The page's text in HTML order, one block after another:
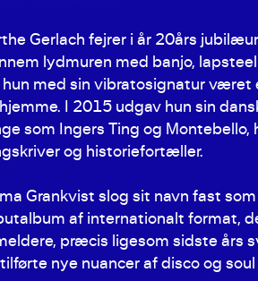
Gerlach fejrer i år 20års
lydmuren med banjo,
hun med sin vibratosignatur været
I 2015 udgav hun sin
som Ingers Ting og
og historiefortæller.
Grankvist slog sit navn fast
af internationalt format,
præcis ligesom sidste års
nye nuancer af disco og